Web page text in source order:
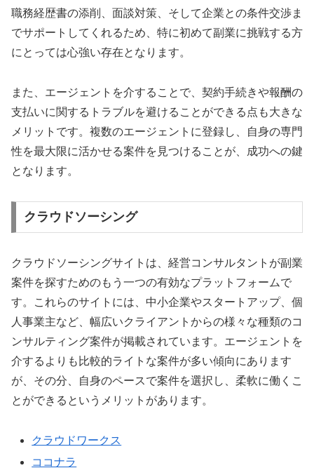
職務経歴書の添削、面談対策、そして企業との条件交渉ま
でサポートしてくれるため、特に初めて副業に挑戦する方
にとっては心強い存在となります。
また、エージェントを介することで、契約手続きや報酬の
支払いに関するトラブルを避けることができる点も大きな
メリットです。複数のエージェントに登録し、自身の専門
性を最大限に活かせる案件を見つけることが、成功への鍵
となります。
クラウドソーシング
クラウドソーシングサイトは、経営コンサルタントが副業
案件を探すためのもう一つの有効なプラットフォームで
す。これらのサイトには、中小企業やスタートアップ、個
人事業主など、幅広いクライアントからの様々な種類のコ
ンサルティング案件が掲載されています。エージェントを
介するよりも比較的ライトな案件が多い傾向にあります
が、その分、自身のペースで案件を選択し、柔軟に働くこ
とができるというメリットがあります。
クラウドワークス
ココナラ